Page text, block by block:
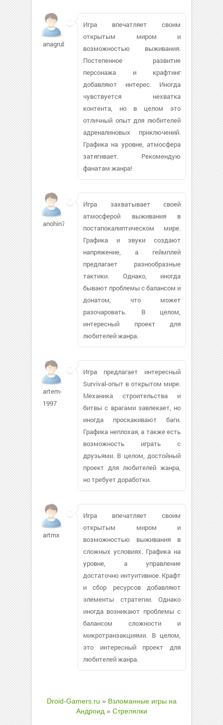
anagrubin
Игра впечатляет своим
открытым миром и
возможностью выживания.
Постепенное развитие
персонажа и крафтинг
добавляют интерес. Иногда
чувствуется нехватка
контента, но в целом это
отличный опыт для любителей
адреналиновых приключений.
Графика на уровне, атмосфера
затягивает. Рекомендую
фанатам жанра!
anohin7
Игра захватывает своей
атмосферой выживания в
постапокалиптическом мире.
Графика и звуки создают
напряжение, а геймплей
предлагает разнообразные
тактики. Однако, иногда
бывают проблемы с балансом и
донатом, что может
разочаровать. В целом,
интересный проект для
любителей жанра.
artem-
1997
Игра предлагает интересный
Survival-опыт в открытом мире.
Механика строительства и
битвы с врагами завлекает, но
иногда проскакивают баги.
Графика неплохая, а также есть
возможность играть с
друзьями. В целом, достойный
проект для любителей жанра,
но требует доработки.
artmx
Игра впечатляет своим
открытым миром и
возможностью выживания в
сложных условиях. Графика на
уровне, а управление
достаточно интуитивное. Крафт
и сбор ресурсов добавляют
элементы стратегии. Однако
иногда возникают проблемы с
балансом сложности и
микротранзакциями. В целом,
это интересный проект для
любителей жанра.
Droid-Gamers.ru » Взломанные игры на
Андроид » Стрелялки